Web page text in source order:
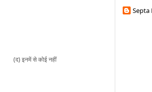
(द) इनमें से कोई नहीं
Septa